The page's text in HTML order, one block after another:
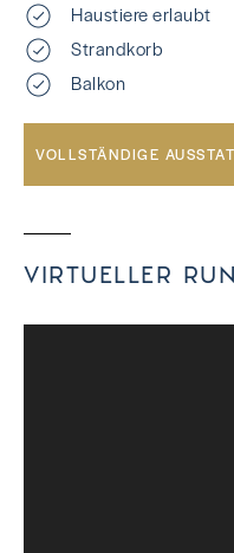
Haustiere erlaubt
Strandkorb
Balkon
VOLLSTÄNDIGE
VIRTUELLER